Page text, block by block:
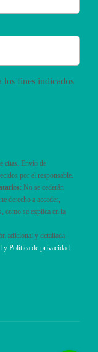
los fines indicados
citas. Envío de
por el responsable.
: No se cederán
derecho a acceder,
como se explica en la
adicional y detallada
y Política de privacidad